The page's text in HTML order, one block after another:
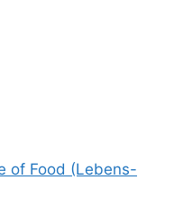
of Food (Lebens-